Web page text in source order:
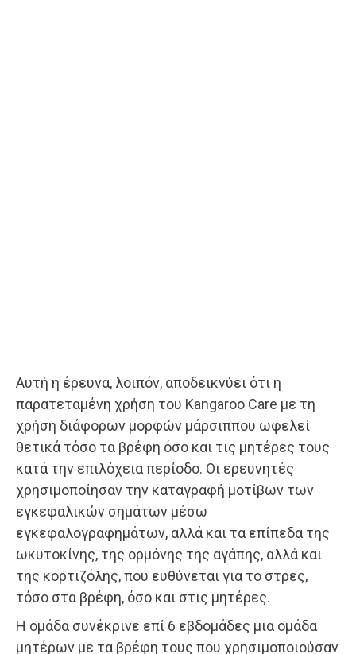
Αυτή η έρευνα, λοιπόν, αποδεικνύει ότι η
παρατεταμένη χρήση του Kangaroo Care με τη
χρήση διάφορων μορφών μάρσιππου ωφελεί
θετικά τόσο τα βρέφη όσο και τις μητέρες τους
κατά την επιλόχεια περίοδο. Οι ερευνητές
χρησιμοποίησαν την καταγραφή μοτίβων των
εγκεφαλικών σημάτων μέσω
εγκεφαλογραφημάτων, αλλά και τα επίπεδα της
ωκυτοκίνης, της ορμόνης της αγάπης, αλλά και
της κορτιζόλης, που ευθύνεται για το στρες,
τόσο στα βρέφη, όσο και στις μητέρες.
Η ομάδα συνέκρινε επί 6 εβδομάδες μια ομάδα
μητέρων με τα βρέφη τους που χρησιμοποιούσαν